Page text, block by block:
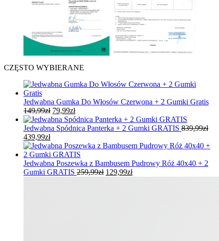
CZĘSTO WYBIERANE
Jedwabna Gumka Do Włosów Czerwona + 2 Gumki Gratis
149,99zł Pierwotna
cena
wynosiła:
79,99złAktualna
cena
wynosi:
Jedwabna Spódnica Panterka + 2 Gumki GRATIS 839,99zł
Pierwotna
cena
wynosiła:
839,99zł.
439,99złAktualna
cena
wynosi:
439,99zł.
Jedwabna Poszewka z Bambusem Pudrowy Róż 40x40 + 2
Gumki GRATIS 259,99zł Pierwotna
129,99złAktualna